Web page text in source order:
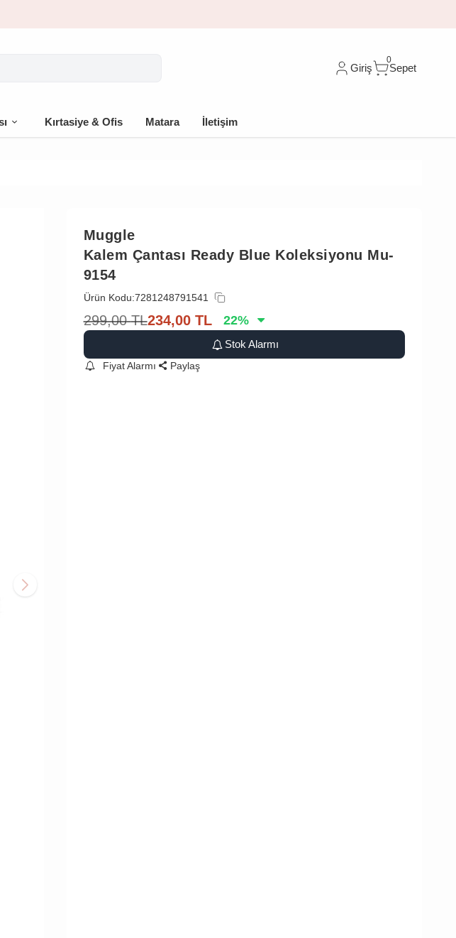
Giriş
0
Sepet
Kırtasiye & Ofis Matara İletişim
Muggle
Kalem Çantası Ready Blue Koleksiyonu Mu-
9154
Ürün Kodu:7281248791541
299,00 TL234,00 TL 22%
Stok Alarmı
Fiyat Alarmı Paylaş